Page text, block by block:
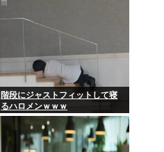
階段にジャストフィットして寝
るハロメンｗｗｗ